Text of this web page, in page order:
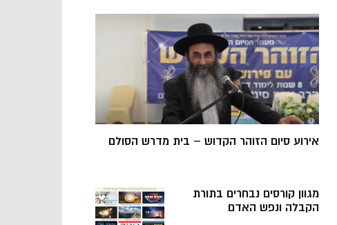
אירוע סיום הזוהר הקדוש – בית מדרש הסולם
מגוון קורסים נבחרים בתורת
הקבלה ונפש האדם